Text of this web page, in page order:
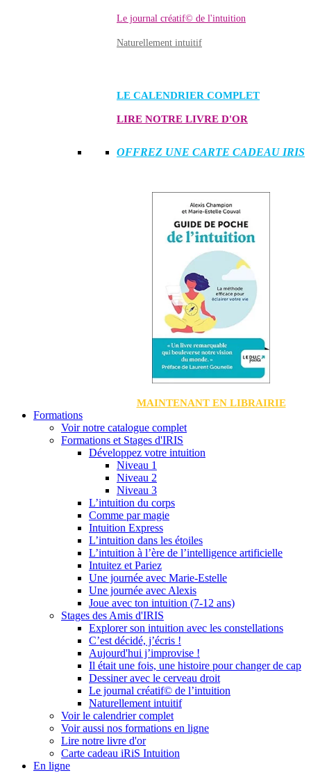
Le journal créatif© de l'intuition
Naturellement intuitif
LE CALENDRIER COMPLET
LIRE NOTRE LIVRE D'OR
OFFREZ UNE CARTE CADEAU IRIS
MAINTENANT EN LIBRAIRIE
Formations
Voir notre catalogue complet
Formations et Stages d'IRIS
Développez votre intuition
Niveau 1
Niveau 2
Niveau 3
L’intuition du corps
Comme par magie
Intuition Express
L’intuition dans les étoiles
L’intuition à l’ère de l’intelligence artificielle
Intuitez et Pariez
Une journée avec Marie-Estelle
Une journée avec Alexis
Joue avec ton intuition (7-12 ans)
Stages des Amis d'IRIS
Explorer son intuition avec les constellations
C’est décidé, j’écris !
Aujourd'hui j’improvise !
Il était une fois, une histoire pour changer de cap
Dessiner avec le cerveau droit
Le journal créatif© de l’intuition
Naturellement intuitif
Voir le calendrier complet
Voir aussi nos formations en ligne
Lire notre livre d'or
Carte cadeau iRiS Intuition
En ligne